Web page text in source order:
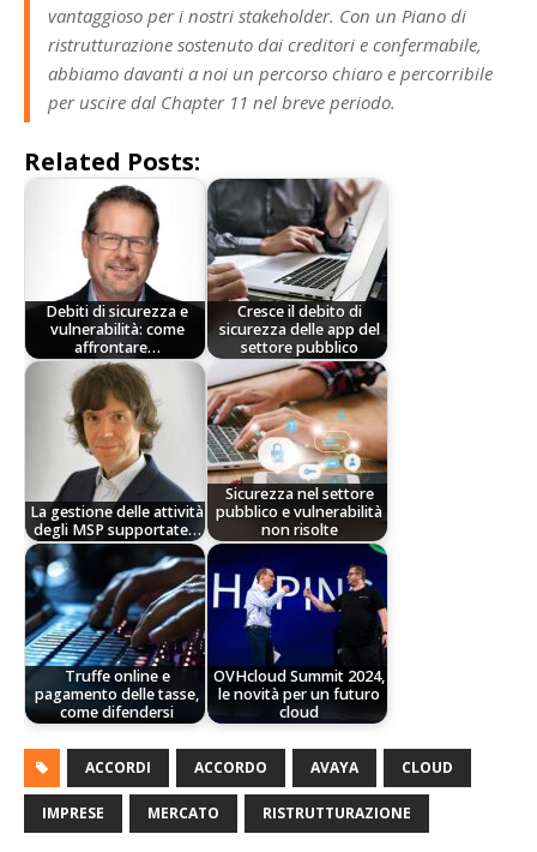
vantaggioso per i nostri stakeholder. Con un Piano di
ristrutturazione sostenuto dai creditori e confermabile,
abbiamo davanti a noi un percorso chiaro e percorribile
per uscire dal Chapter 11 nel breve periodo.
Related Posts:
Debiti di sicurezza e
vulnerabilità: come
affrontare…
Cresce il debito di
sicurezza delle app del
settore pubblico
La gestione delle attività
degli MSP supportate…
Sicurezza nel settore
pubblico e vulnerabilità
non risolte
Truffe online e
pagamento delle tasse,
come difendersi
OVHcloud Summit 2024,
le novità per un futuro
cloud
ACCORDI ACCORDO AVAYA CLOUD
IMPRESE MERCATO RISTRUTTURAZIONE